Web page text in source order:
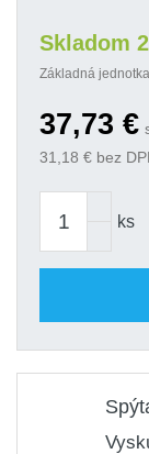
Skladom
Základná
37,73 €
31,18 € bez
ks